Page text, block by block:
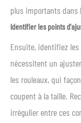
plus importants dans
Identifier les points
Ensuite, identifiez
nécessitent un
les rouleaux, qui
coupent à la taille.
irrégulier entre ces